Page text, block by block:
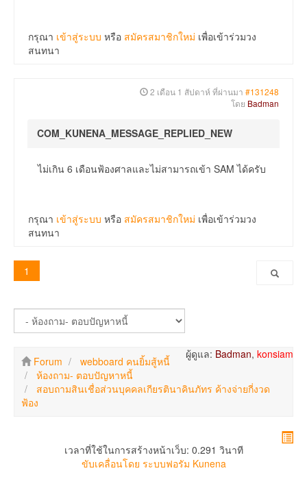
กรุณา เข้าสู่ระบบ หรือ สมัครสมาชิกใหม่ เพื่อเข้าร่วมวง
สนทนา
2 เดือน 1 สัปดาห์ ที่ผ่านมา #131248
โดย Badman
COM_KUNENA_MESSAGE_REPLIED_NEW
ไม่เกิน 6 เดือนฟ้องศาลและไม่สามารถเข้า SAM ได้ครับ
กรุณา เข้าสู่ระบบ หรือ สมัครสมาชิกใหม่ เพื่อเข้าร่วมวง
สนทนา
1
ผู้ดูแล: Badman, konsiam
Forum
webboard คนยิ้มสู้หนี้
ห้องถาม- ตอบปัญหาหนี้
สอบถามสินเชื่อส่วนบุคคลเกียรตินาคินภัทร ค้างจ่ายกี่งวด
ฟ้อง
เวลาที่ใช้ในการสร้างหน้าเว็บ: 0.291 วินาที
ขับเคลื่อนโดย ระบบฟอรัม Kunena